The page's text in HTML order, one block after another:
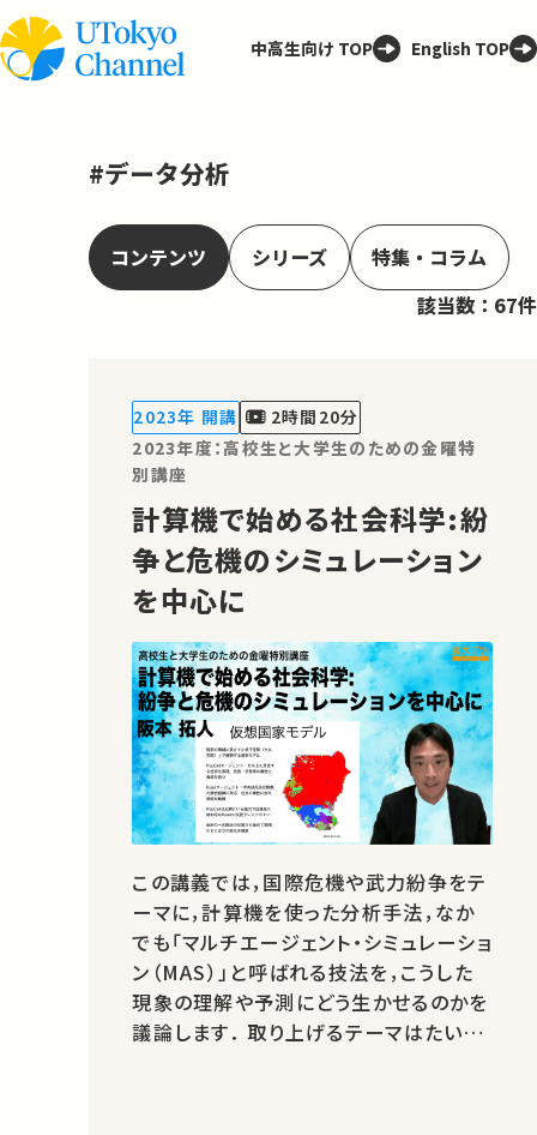
中高生向け TOP English TOP
#データ分析
コンテンツ シリーズ
特集・コラム
該当数：67件
2023年 開講
2時間20分
2023年度：高校生と大学生のための金曜特
別講座
計算機で始める社会科学:紛
争と危機のシミュレーション
を中心に
この講義では，国際危機や武力紛争をテ
ーマに，計算機を使った分析手法，なか
でも「マルチエージェント・シミュレーショ
ン（MAS）」と呼ばれる技法を，こうした
現象の理解や予測にどう生かせるのかを
議論します． 取り上げるテーマはたいへ